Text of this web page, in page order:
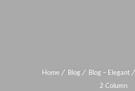
Home Blog Blog – Elegant
2 Column